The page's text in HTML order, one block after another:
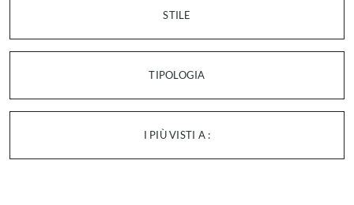
STILE
TIPOLOGIA
I PIÙ VISTI A :